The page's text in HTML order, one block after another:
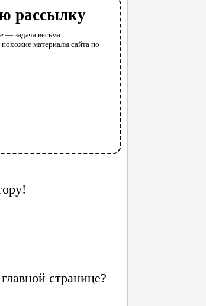
рассылку
— задача весьма
материалы сайта по
странице?